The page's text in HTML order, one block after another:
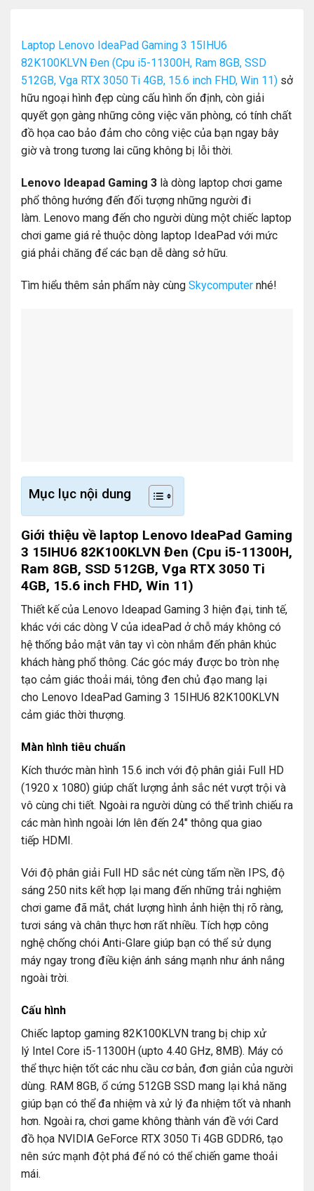
Laptop Lenovo IdeaPad Gaming 3 15IHU6
82K100KLVN Đen (Cpu i5-11300H, Ram 8GB, SSD
512GB, Vga RTX 3050 Ti 4GB, 15.6 inch FHD, Win 11) sở
hữu ngoại hình đẹp cùng cấu hình ổn định, còn giải
quyết gọn gàng những công việc văn phòng, có tính chất
đồ họa cao bảo đảm cho công việc của bạn ngay bây
giờ và trong tương lai cũng không bị lỗi thời.
Lenovo Ideapad Gaming 3 là dòng laptop chơi game
phổ thông hướng đến đối tượng những người đi
làm. Lenovo mang đến cho người dùng một chiếc laptop
chơi game giá rẻ thuộc dòng laptop IdeaPad với mức
giá phải chăng để các bạn dễ dàng sở hữu.
Tìm hiểu thêm sản phẩm này cùng Skycomputer nhé!
Mục lục nội dung
Giới thiệu về laptop Lenovo IdeaPad Gaming
3 15IHU6 82K100KLVN Đen (Cpu i5-11300H,
Ram 8GB, SSD 512GB, Vga RTX 3050 Ti
4GB, 15.6 inch FHD, Win 11)
Thiết kế của Lenovo Ideapad Gaming 3 hiện đại, tinh tế,
khác với các dòng V của ideaPad ở chỗ máy không có
hệ thống bảo mật vân tay vì còn nhắm đến phân khúc
khách hàng phổ thông. Các góc máy được bo tròn nhẹ
tạo cảm giác thoải mái, tông đen chủ đạo mang lại
cho Lenovo IdeaPad Gaming 3 15IHU6 82K100KLVN
cảm giác thời thượng.
Màn hình tiêu chuẩn
Kích thước màn hình 15.6 inch với độ phân giải Full HD
(1920 x 1080) giúp chất lượng ảnh sắc nét vượt trội và
vô cùng chi tiết. Ngoài ra người dùng có thể trình chiếu ra
các màn hình ngoài lớn lên đến 24″ thông qua giao
tiếp HDMI.
Với độ phân giải Full HD sắc nét cùng tấm nền IPS, độ
sáng 250 nits kết hợp lại mang đến những trải nghiệm
chơi game đã mắt, chát lượng hình ảnh hiện thị rõ ràng,
tươi sáng và chân thực hơn rất nhiều. Tích hợp công
nghệ chống chói Anti-Glare giúp bạn có thể sử dụng
máy ngay trong điều kiện ánh sáng mạnh như ánh nắng
ngoài trời.
Cấu hình
Chiếc laptop gaming 82K100KLVN trang bị chip xử
lý Intel Core i5-11300H (upto 4.40 GHz, 8MB). Máy có
thể thực hiện tốt các nhu cầu cơ bản, đơn giản của người
dùng. RAM 8GB, ổ cứng 512GB SSD mang lại khả năng
giúp bạn có thể đa nhiệm và xử lý đa nhiệm tốt và nhanh
hơn. Ngoài ra, chơi game không thành ván đề với Card
đồ họa NVIDIA GeForce RTX 3050 Ti 4GB GDDR6, tạo
nên sức mạnh đột phá để nó có thể chiến game thoải
mái.